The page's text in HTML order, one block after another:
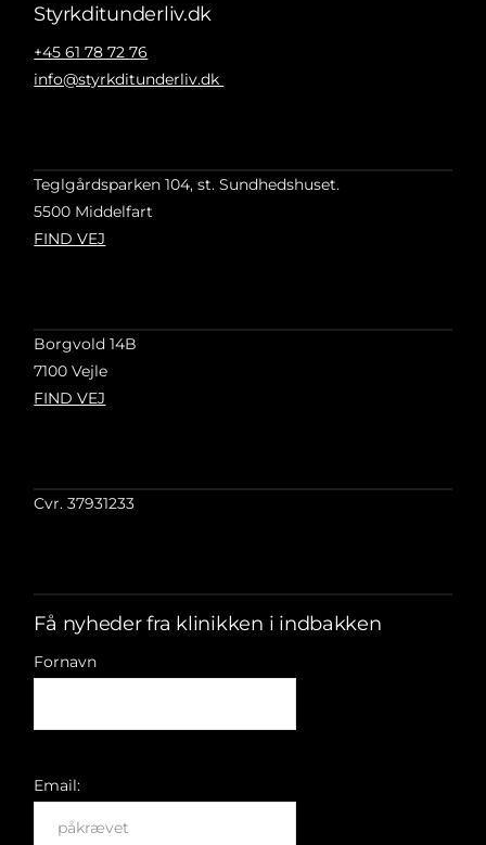
Styrkditunderliv.dk
+45 61 78 72 76
info@styrkditunderliv.dk
Teglgårdsparken 104, st. Sundhedshuset.
5500 Middelfart
FIND VEJ
Borgvold 14B
7100 Vejle
FIND VEJ
Cvr. 37931233
Få nyheder fra klinikken i indbakken
Fornavn
Email: